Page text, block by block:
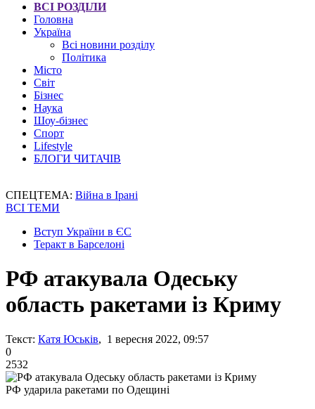
ВСІ РОЗДІЛИ
Головна
Україна
Всі новини розділу
Політика
Місто
Світ
Бізнес
Наука
Шоу-бізнес
Спорт
Lifestyle
БЛОГИ ЧИТАЧІВ
СПЕЦТЕМА: Війна в Ірані
ВСІ ТЕМИ
Вступ України в ЄС
Теракт в Барселоні
РФ атакувала Одеську
область ракетами із Криму
Текст: Катя Юськів, 1 вересня 2022, 09:57
0
2532
РФ ударила ракетами по Одещині